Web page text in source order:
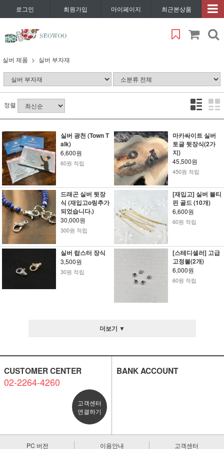
로그인 회원가입 마이페이지 최근본상품
실버 제품 실버 부자재
정렬
실버 광천 (Town T
alk)
6,600원
60원 적립
마카싸이트 실버
토글 뒷장식(2가
지)
45,500원
450원 적립
드래곤 실버 뒷장
식 (재입고o링추가
되었습니다.)
30,000원
300원 적립
[재입고] 실버 볼티
핀 골드 (10개)
6,600원
60원 적립
실버 랍스터 장식
3,500원
30원 적립
[스테디셀러] 고급
고정볼(2개)
6,000원
60원 적립
더보기 ▼
CUSTOMER CENTER
02-2264-4260
고객센터
연결하기
BANK ACCOUNT
PC 버전 이용안내 고객센터